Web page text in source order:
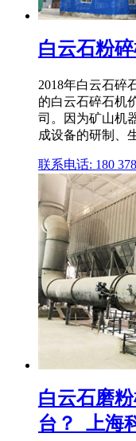
白云石粉
2018年白云石碎
的白云石碎石机
司。因为矿山机
成设备的研制、
联系电话: 180
白云石磨
台？_上海